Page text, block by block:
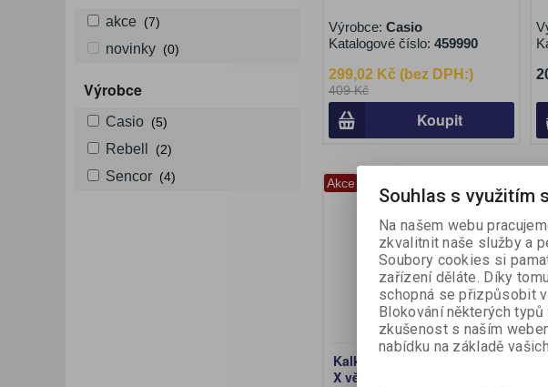
akce (7)
novinky (0)
Výrobce
Casio (5)
Rebell (2)
Sencor (4)
Výrobce: Casio
Katalogové číslo: 459990
299,02 Kč (bez DPH:)
409 Kč
Koupit
Akce
Sleva
27,50 %
Kalkulačka Casio FX 350 CE
X vědecká
Souhlas s využitím
Na našem webu
zkvalitnit naše služby a
Soubory cookies si
zařízení děláte. Díky
schopná se přizpůsobit
Blokování některých
zkušenost s naším
nabídku na základě